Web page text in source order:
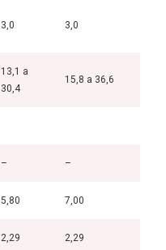
3,0 3,0
13,1 a
30,4
15,8 a 36,6
– –
5,80 7,00
2,29 2,29